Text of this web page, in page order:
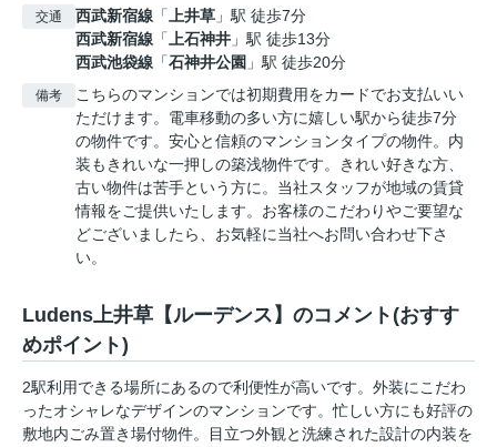
交通 西武新宿線 「 上井草 」駅 徒歩7分
西武新宿線 「 上石神井 」駅 徒歩13分
西武池袋線 「石神井公園 」駅 徒歩20分
備考
こちらのマンションでは初期費用をカードでお支払いい
ただけます。電車移動の多い方に嬉しい駅から徒歩7分
の物件です。安心と信頼のマンションタイプの物件。内
装もきれいな一押しの築浅物件です。きれい好きな方、
古い物件は苦手という方に。当社スタッフが地域の賃貸
情報をご提供いたします。お客様のこだわりやご要望な
どございましたら、お気軽に当社へお問い合わせ下さ
い。
Ludens上井草【ルーデンス】のコメント(おすす
めポイント)
2駅利用できる場所にあるので利便性が高いです。外装にこだわ
ったオシャレなデザインのマンションです。忙しい方にも好評の
敷地内ごみ置き場付物件。目立つ外観と洗練された設計の内装を